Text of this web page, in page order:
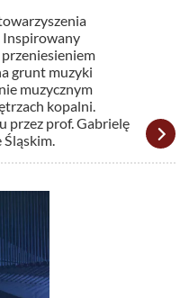
Inspirowany
grunt muzyki
muzycznym
kopalni.
przez prof. Gabrielę